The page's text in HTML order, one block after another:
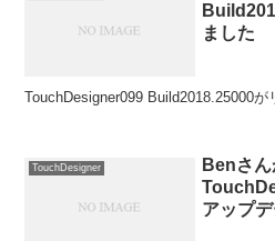
ました
TouchDesigner099 Build2018.25000が
TouchDesigner
Benさ
アップ